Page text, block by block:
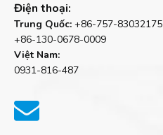
Điện thoại:
Trung Quốc: +86-757-83032175
+86-130-0678-0009
Việt Nam:
0931-816-487
